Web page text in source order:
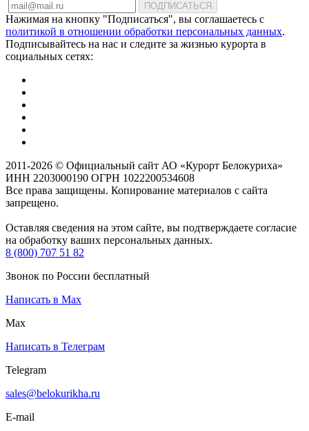
ПОДПИСАТЬСЯ
Нажимая на кнопку "Подписаться", вы соглашаетесь с
политикой в отношении обработки персональных данных.
Подписывайтесь на нас и следите за жизнью курорта в
социальных сетях:
2011-2026 © Официальный сайт АО «Курорт Белокуриха»
ИНН 2203000190 ОГРН 1022200534608
Все права защищены. Копирование материалов с сайта
запрещено.
Оставляя сведения на этом сайте, вы подтверждаете согласие
на обработку ваших персональных данных.
8 (800) 707 51 82
Звонок по России бесплатный
Написать в Max
Max
Написать в Телеграм
Telegram
sales@belokurikha.ru
E-mail